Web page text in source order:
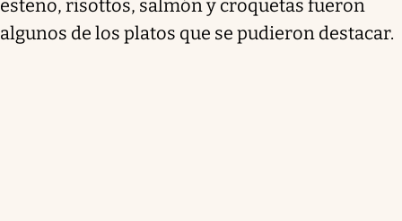
esteño, risottos, salmón y croquetas fueron
algunos de los platos que se pudieron destacar.